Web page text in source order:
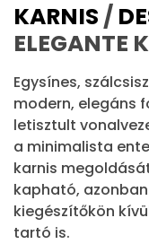
KARNIS /
ELEGANTE
Egysínes,
modern, elegáns
letisztult
a minimalista
karnis
kapható,
kiegészítőkön
tartó is.